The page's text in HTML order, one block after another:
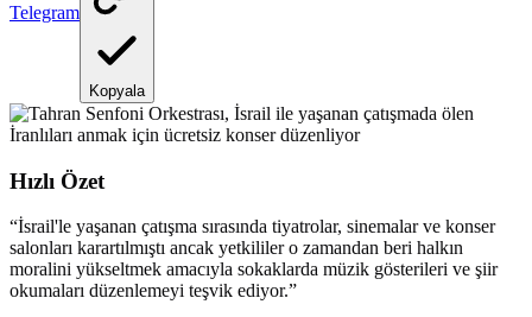
Telegram
Kopyala
Hızlı Özet
“İsrail'le yaşanan çatışma sırasında tiyatrolar, sinemalar ve konser
salonları karartılmıştı ancak yetkililer o zamandan beri halkın
moralini yükseltmek amacıyla sokaklarda müzik gösterileri ve şiir
okumaları düzenlemeyi teşvik ediyor.”